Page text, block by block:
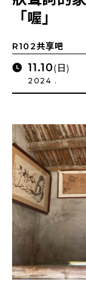
「喔」
R102共享吧
11.10(日)
2024 .